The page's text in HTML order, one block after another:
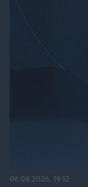
06.08.2026, 19:12